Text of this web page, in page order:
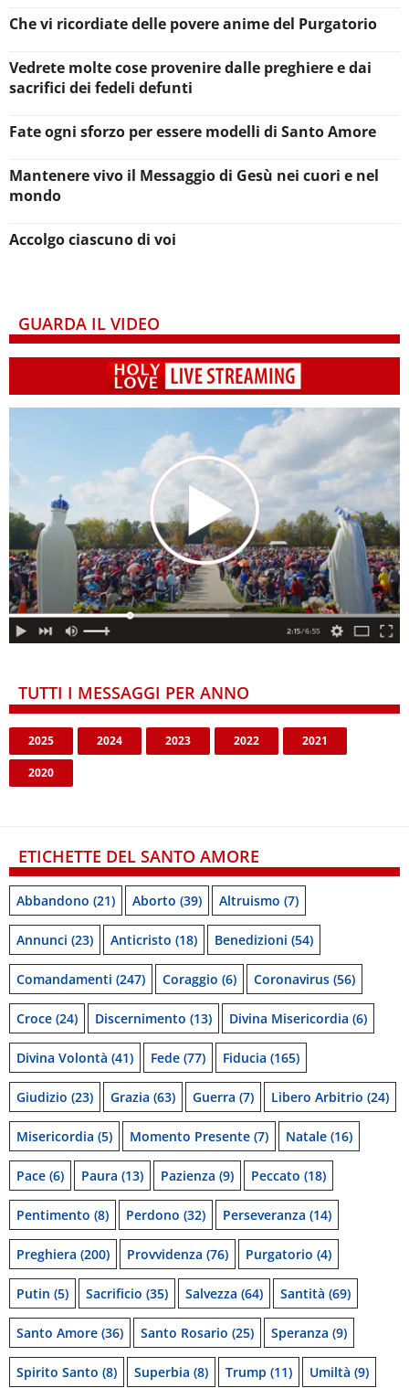
Che vi ricordiate delle povere anime del Purgatorio
Vedrete molte cose provenire dalle preghiere e dai
sacrifici dei fedeli defunti
Fate ogni sforzo per essere modelli di Santo Amore
Mantenere vivo il Messaggio di Gesù nei cuori e nel
mondo
Accolgo ciascuno di voi
GUARDA IL VIDEO
TUTTI I MESSAGGI PER ANNO
2025 2024 2023 2022 2021
2020
ETICHETTE DEL SANTO AMORE
Abbandono (21) Aborto (39) Altruismo (7)
Annunci (23) Anticristo (18) Benedizioni (54)
Comandamenti (247) Coraggio (6) Coronavirus (56)
Croce (24) Discernimento (13) Divina Misericordia (6)
Divina Volontà (41) Fede (77) Fiducia (165)
Giudizio (23) Grazia (63) Guerra (7) Libero Arbitrio (24)
Misericordia (5) Momento Presente (7) Natale (16)
Pace (6) Paura (13) Pazienza (9) Peccato (18)
Pentimento (8) Perdono (32) Perseveranza (14)
Preghiera (200) Provvidenza (76) Purgatorio (4)
Putin (5) Sacrificio (35) Salvezza (64) Santità (69)
Santo Amore (36) Santo Rosario (25) Speranza (9)
Spirito Santo (8) Superbia (8) Trump (11) Umiltà (9)